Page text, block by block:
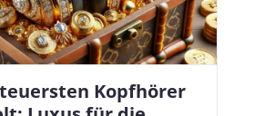
Kopfhörer
Pro 2 und iOS